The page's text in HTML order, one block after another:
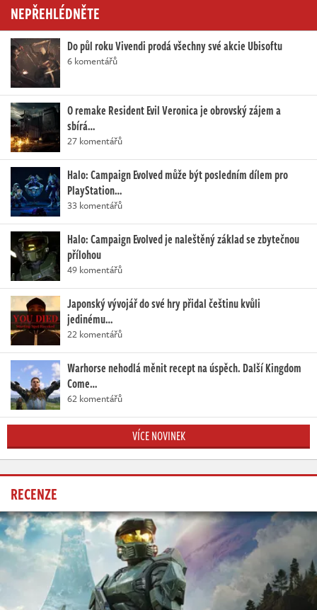
NEPŘEHLÉDNĚTE
Do půl roku Vivendi prodá všechny své akcie Ubisoftu
6 komentářů
O remake Resident Evil Veronica je obrovský zájem a
sbírá…
27 komentářů
Halo: Campaign Evolved může být posledním dílem pro
PlayStation…
33 komentářů
Halo: Campaign Evolved je naleštěný základ se zbytečnou
přílohou
49 komentářů
Japonský vývojář do své hry přidal češtinu kvůli
jedinému…
22 komentářů
Warhorse nehodlá měnit recept na úspěch. Další Kingdom
Come…
62 komentářů
VÍCE NOVINEK
RECENZE